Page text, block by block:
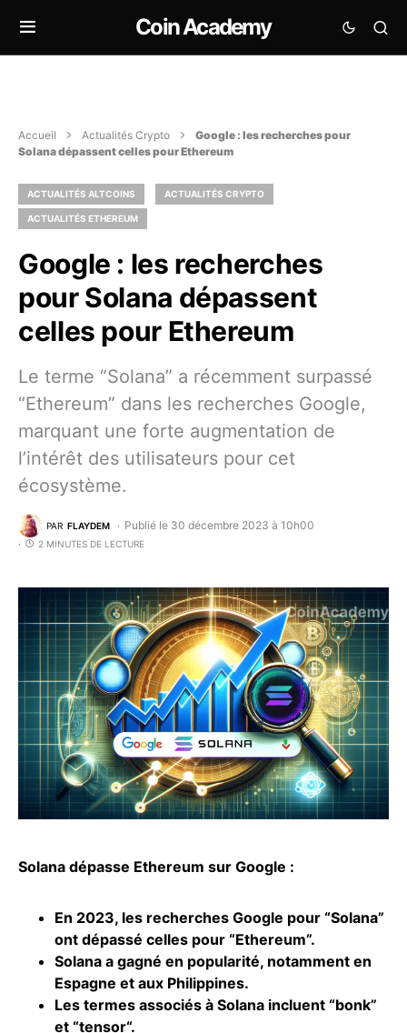
Coin Academy
Accueil Actualités Crypto
Google : les recherches pour
Solana dépassent celles pour Ethereum
ACTUALITÉS ALTCOINS ACTUALITÉS CRYPTO
ACTUALITÉS ETHEREUM
Google : les recherches
pour Solana dépassent
celles pour Ethereum
Le terme “Solana” a récemment surpassé
“Ethereum” dans les recherches Google,
marquant une forte augmentation de
l’intérêt des utilisateurs pour cet
écosystème.
PAR FLAYDEM Publié le 30 décembre 2023 à 10h00
2 MINUTES DE LECTURE
Solana dépasse Ethereum sur Google :
En 2023, les recherches Google pour “Solana”
ont dépassé celles pour “Ethereum”.
Solana a gagné en popularité, notamment en
Espagne et aux Philippines.
Les termes associés à Solana incluent “bonk”
et “tensor“.